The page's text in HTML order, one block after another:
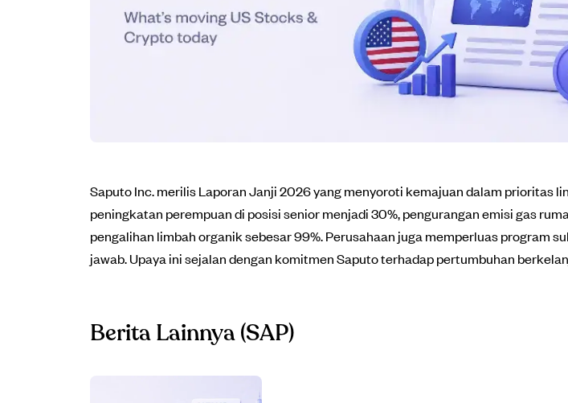
Saputo Inc. merilis Laporan Janji 2026 yang menyoroti kemajuan dalam prioritas
peningkatan perempuan di posisi senior menjadi 30%, pengurangan emisi gas
pengalihan limbah organik sebesar 99%. Perusahaan juga memperluas
jawab. Upaya ini sejalan dengan komitmen Saputo terhadap pertumbuhan
Berita Lainnya(SAP)